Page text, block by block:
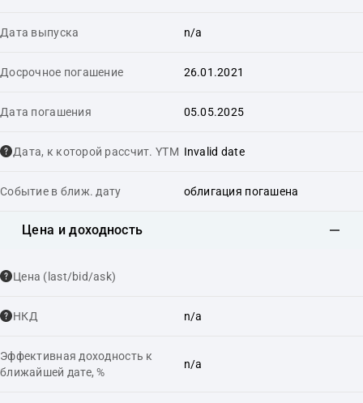
Дата выпуска n/a
Досрочное погашение 26.01.2021
Дата погашения 05.05.2025
Дата, к которой рассчит. YTM Invalid date
Событие в ближ. дату облигация погашена
Цена и доходность
Цена (last/bid/ask)
НКД n/a
Эффективная доходность к
ближайшей дате, %
n/a